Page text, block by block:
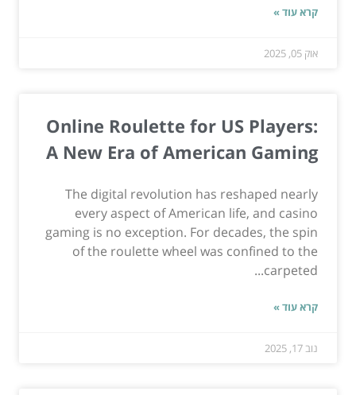
קרא עוד »
אוק 05, 2025
Online Roulette for US Players:
A New Era of American Gaming
The digital revolution has reshaped nearly
every aspect of American life, and casino
gaming is no exception. For decades, the spin
of the roulette wheel was confined to the
carpeted...
קרא עוד »
נוב 17, 2025